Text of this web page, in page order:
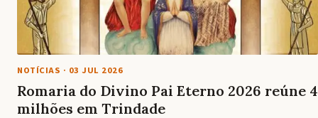
NOTÍCIAS · 03 JUL 2026
Romaria do Divino Pai Eterno 2026 reúne 4
milhões em Trindade